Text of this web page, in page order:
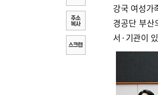
강국 여성가
경공단 부산
서·기관이